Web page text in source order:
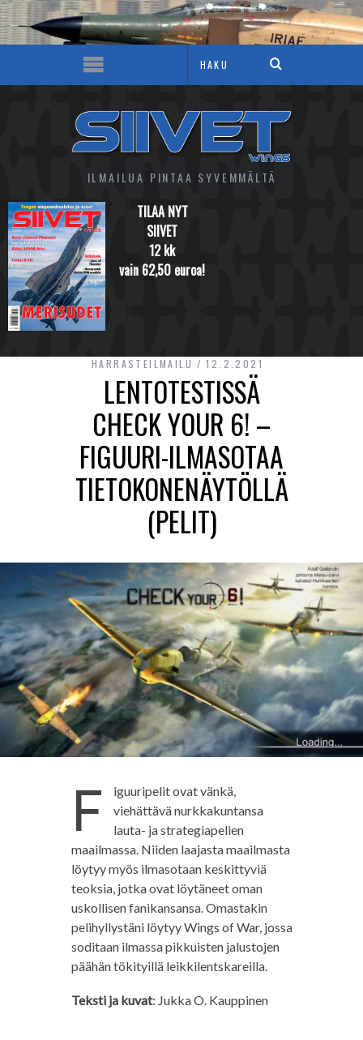
ILMAILUA PINTAA SYVEMMÄLTÄ
TILAA NYT
SIIVET
12 kk
vain 62,50 euroa!
HARRASTEILMAILU 12.2.2021
LENTOTESTISSÄ
CHECK YOUR 6! –
FIGUURI-ILMASOTAA
TIETOKONENÄYTÖLLÄ
(PELIT)
F
iguuripelit ovat vänkä,
viehättävä nurkkakuntansa
lauta- ja strategiapelien
maailmassa. Niiden laajasta maailmasta
löytyy myös ilmasotaan keskittyviä
teoksia, jotka ovat löytäneet oman
uskollisen fanikansansa. Omastakin
pelihyllystäni löytyy Wings of War, jossa
soditaan ilmassa pikkuisten jalustojen
päähän tökityillä leikkilentskareilla.
Teksti ja kuvat: Jukka O. Kauppinen